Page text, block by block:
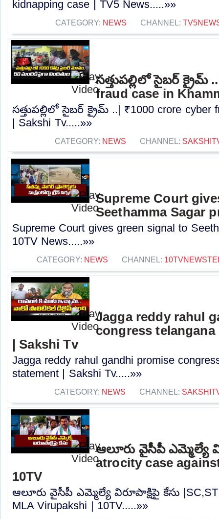
kidnapping case | TV5 News.....»»
CATEGORY: NEWS CHANNEL:
సత్తుపల్లిలో సైబర్ క్రైమ్
fraud case in
సత్తుపల్లిలో సైబర్ క్రైమ్ ..| ₹1000 crore cyber
| Sakshi Tv.....»»
CATEGORY: NEWS CHANNEL:
Supreme Court
Seethamma Sagar
Supreme Court gives green signal to
10TV News.....»»
CATEGORY: NEWS CHANNEL:
Jagga reddy rahul
congress
| Sakshi Tv
Jagga reddy rahul gandhi promise
statement | Sakshi Tv.....»»
CATEGORY: NEWS CHANNEL:
ఆలూరు వైసీపీ ఎమ్మెల్యే
atrocity case
10TV
ఆలూరు వైసీపీ ఎమ్మెల్యే విరూపాక్షిపై కేసు |SC,ST
MLA Virupakshi | 10TV.....»»